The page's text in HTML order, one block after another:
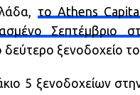
το Athens
Σεπτέμβριο
δεύτερο ξενοδοχείο
5 ξενοδοχείων